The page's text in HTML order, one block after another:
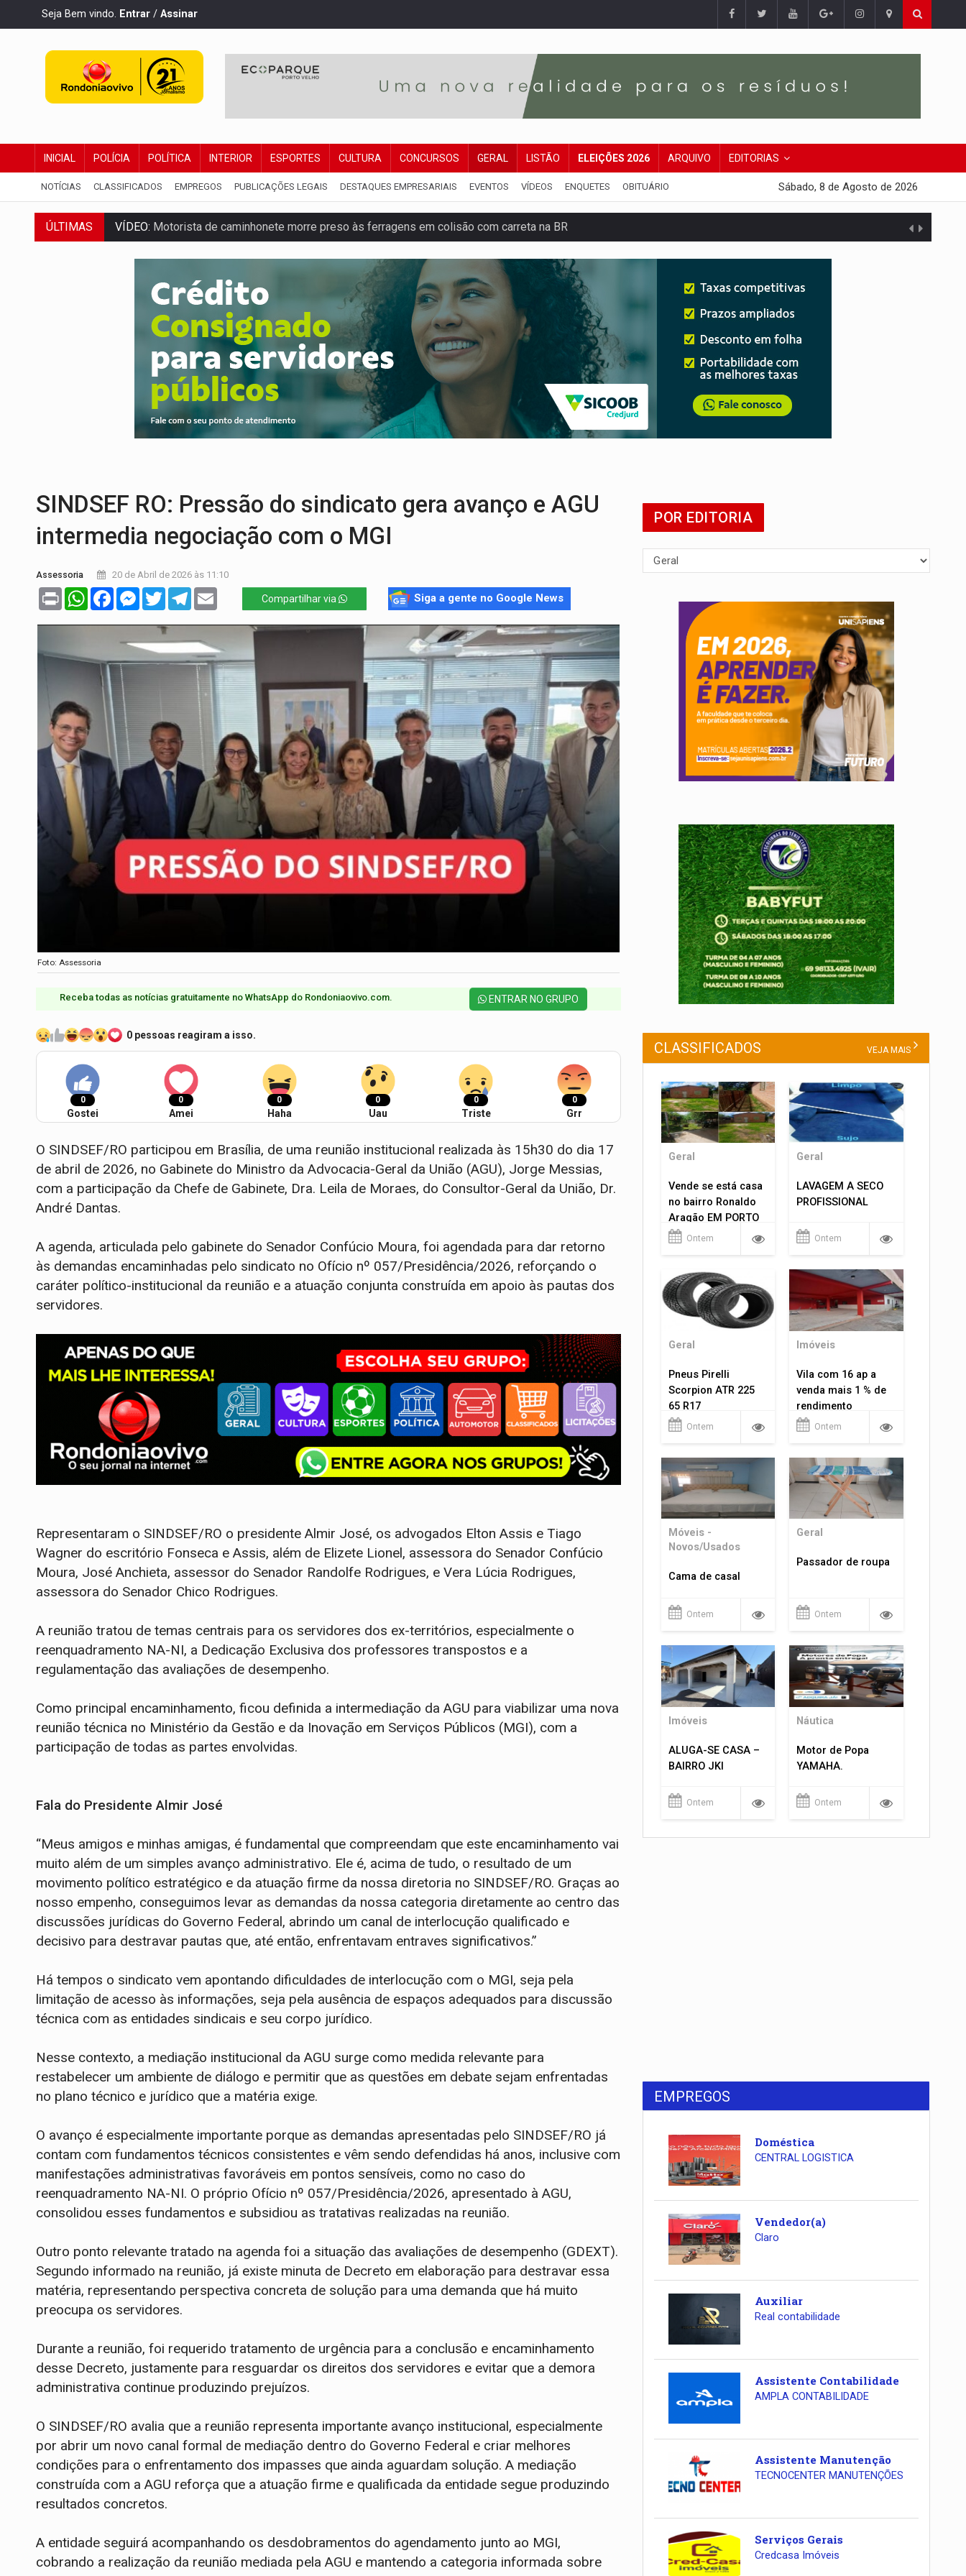
Seja Bem vindo. Entrar / Assinar
INICIAL POLÍCIA POLÍTICA INTERIOR ESPORTES CULTURA CONCURSOS GERAL LISTÃO ELEIÇÕES 2026 ARQUIVO EDITORIAS
NOTÍCIAS CLASSIFICADOS EMPREGOS PUBLICAÇÕES LEGAIS DESTAQUES EMPRESARIAIS EVENTOS VÍDEOS ENQUETES OBITUÁRIO Sábado, 8 de Agosto de 2026
ÚLTIMAS VÍDEO: Motorista de caminhonete morre preso às ferragens em colisão com carreta na BR
LAZER:Seis lugares gratuitos para aproveitar o fim de semana em Porto Velho
FTICCO e Força Tática prendem membro do CV com arma e drogas em boca de fumo
INCLUSÃO: Prefeitura fortalece parceria com a APAE para ampliar ações voltadas a PCD's
Exército testa inovações no combate a drones durante exercício antiaéreo
TEMAS SOCIOAMBIENTAIS:Em Itapuã do Oeste, CINEMAZÔNIA leva cinema amazônico a estudantes na escola
PREVISÃO:Interior de Rondônia terá sábado (8) de calor intenso e tempo firme
INFRAESTRUTURA:Após quase 30 anos de espera, asfalto chega ao bairro Nova Esperança
SINDSEF RO: Pressão do sindicato gera avanço e AGU
intermedia negociação com o MGI
Assessoria 20 de Abril de 2026 às 11:10
Print WhatsAppFacebookMessenger
TwitterTelegram Compartilhar via Siga a gente no Google News
Foto: Assessoria
Receba todas as notícias gratuitamente no WhatsApp do Rondoniaovivo.com.​ ENTRAR NO GRUPO
0 pessoas reagiram a isso.
0
Gostei
0
Amei
0
Haha
0
Uau
0
Triste
0
Grr
O SINDSEF/RO participou em Brasília, de uma reunião institucional realizada às 15h30 do dia 17
de abril de 2026, no Gabinete do Ministro da Advocacia-Geral da União (AGU), Jorge Messias,
com a participação da Chefe de Gabinete, Dra. Leila de Moraes, do Consultor-Geral da União, Dr.
André Dantas.
A agenda, articulada pelo gabinete do Senador Confúcio Moura, foi agendada para dar retorno
às demandas encaminhadas pelo sindicato no Ofício nº 057/Presidência/2026, reforçando o
caráter político-institucional da reunião e a atuação conjunta construída em apoio às pautas dos
servidores.
Representaram o SINDSEF/RO o presidente Almir José, os advogados Elton Assis e Tiago
Wagner do escritório Fonseca e Assis, além de Elizete Lionel, assessora do Senador Confúcio
Moura, José Anchieta, assessor do Senador Randolfe Rodrigues, e Vera Lúcia Rodrigues,
assessora do Senador Chico Rodrigues.
A reunião tratou de temas centrais para os servidores dos ex-territórios, especialmente o
reenquadramento NA-NI, a Dedicação Exclusiva dos professores transpostos e a
regulamentação das avaliações de desempenho.
Como principal encaminhamento, ficou definida a intermediação da AGU para viabilizar uma nova
reunião técnica no Ministério da Gestão e da Inovação em Serviços Públicos (MGI), com a
participação de todas as partes envolvidas.
Fala do Presidente Almir José
“Meus amigos e minhas amigas, é fundamental que compreendam que este encaminhamento vai
muito além de um simples avanço administrativo. Ele é, acima de tudo, o resultado de um
movimento político estratégico e da atuação firme da nossa diretoria no SINDSEF/RO. Graças ao
nosso empenho, conseguimos levar as demandas da nossa categoria diretamente ao centro das
discussões jurídicas do Governo Federal, abrindo um canal de interlocução qualificado e
decisivo para destravar pautas que, até então, enfrentavam entraves significativos.”
Há tempos o sindicato vem apontando dificuldades de interlocução com o MGI, seja pela
limitação de acesso às informações, seja pela ausência de espaços adequados para discussão
técnica com as entidades sindicais e seu corpo jurídico.
Nesse contexto, a mediação institucional da AGU surge como medida relevante para
restabelecer um ambiente de diálogo e permitir que as questões em debate sejam enfrentadas
no plano técnico e jurídico que a matéria exige.
O avanço é especialmente importante porque as demandas apresentadas pelo SINDSEF/RO já
contam com fundamentos técnicos consistentes e vêm sendo defendidas há anos, inclusive com
manifestações administrativas favoráveis em pontos sensíveis, como no caso do
reenquadramento NA-NI. O próprio Ofício nº 057/Presidência/2026, apresentado à AGU,
consolidou esses fundamentos e subsidiou as tratativas realizadas na reunião.
Outro ponto relevante tratado na agenda foi a situação das avaliações de desempenho (GDEXT).
Segundo informado na reunião, já existe minuta de Decreto em elaboração para destravar essa
matéria, representando perspectiva concreta de solução para uma demanda que há muito
preocupa os servidores.
Durante a reunião, foi requerido tratamento de urgência para a conclusão e encaminhamento
desse Decreto, justamente para resguardar os direitos dos servidores e evitar que a demora
administrativa continue produzindo prejuízos.
O SINDSEF/RO avalia que a reunião representa importante avanço institucional, especialmente
por abrir um novo canal formal de mediação dentro do Governo Federal e criar melhores
condições para o enfrentamento dos impasses que ainda aguardam solução. A mediação
construída com a AGU reforça que a atuação firme e qualificada da entidade segue produzindo
resultados concretos.
A entidade seguirá acompanhando os desdobramentos do agendamento junto ao MGI,
cobrando a realização da reunião mediada pela AGU e mantendo a categoria informada sobre
POR EDITORIA
CLASSIFICADOS VEJA MAIS
Geral
Vende se está casa
no bairro Ronaldo
Aragão EM PORTO
VELHO RO.
Ontem
Geral
LAVAGEM A SECO
PROFISSIONAL
Ontem
Geral
Pneus Pirelli
Scorpion ATR 225
65 R17
Ontem
Imóveis
Vila com 16 ap a
venda mais 1 % de
rendimento
Ontem
Móveis -
Novos/Usados
Cama de casal
Ontem
Geral
Passador de roupa
Ontem
Imóveis
ALUGA-SE CASA –
BAIRRO JKI
Ontem
Náutica
Motor de Popa
YAMAHA.
Ontem
EMPREGOS
Doméstica
CENTRAL LOGISTICA
Vendedor(a)
Claro
Auxiliar
Real contabilidade
Assistente Contabilidade
AMPLA CONTABILIDADE
Assistente Manutenção
TECNOCENTER MANUTENÇÕES
Serviços Gerais
Credcasa Imóveis